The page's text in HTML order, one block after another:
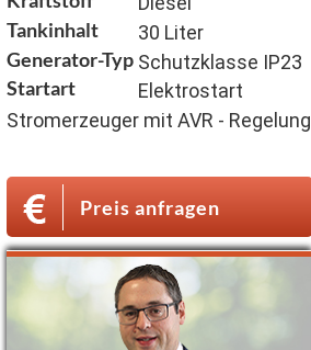
Tankinhalt 30 Liter
Generator-Typ Schutzklasse IP23
Startart
Elektrostart
Stromerzeuger mit AVR - Regelung
Preis anfragen